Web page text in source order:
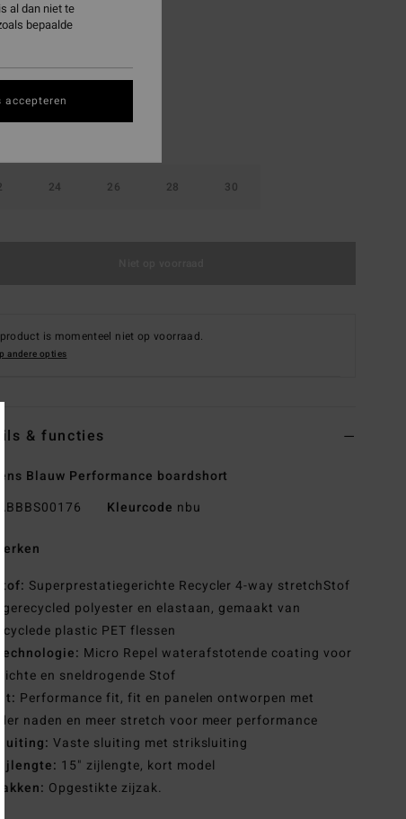
24 26 28 30
is momenteel niet op voorraad.
andere opties
& functies
Blauw Performance boardshort
ABBBS00176 Kleurcode nbu
Stof: Superprestatiegerichte Recycler 4-way stretchStof
gerecycled polyester en elastaan, gemaakt van
plastic PET flessen
Technologie: Micro Repel waterafstotende coating voor
lichte en sneldrogende Stof
Fit: Performance fit, fit en panelen ontworpen met
naden en meer stretch voor meer performance
Sluiting: Vaste sluiting met striksluiting
Zijlengte: 15" zijlengte, kort model
Zakken: Opgestikte zijzak.
al dan niet te
bepaalde
accepteren